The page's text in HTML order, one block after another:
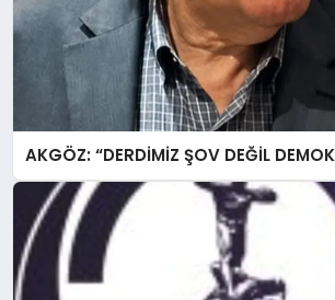
AKGÖZ: “DERDİMİZ ŞOV DEĞİL